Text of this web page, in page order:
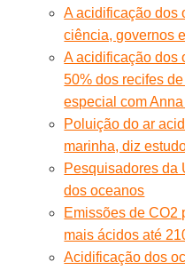
A acidificação dos
ciência, governos
A acidificação dos
50% dos recifes
especial com
Poluição do ar
marinha, diz
Pesquisadores da
dos oceanos
Emissões de CO2
mais ácidos até
Acidificação dos